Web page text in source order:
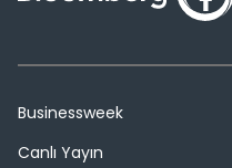
Businessweek
Canlı Yayın